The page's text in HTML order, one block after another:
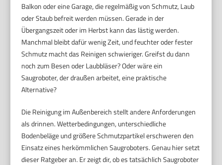
Balkon oder eine Garage, die regelmäßig von Schmutz, Laub
oder Staub befreit werden müssen. Gerade in der
Übergangszeit oder im Herbst kann das lästig werden.
Manchmal bleibt dafür wenig Zeit, und feuchter oder fester
Schmutz macht das Reinigen schwieriger. Greifst du dann
noch zum Besen oder Laubbläser? Oder wäre ein
Saugroboter, der draußen arbeitet, eine praktische
Alternative?
Die Reinigung im Außenbereich stellt andere Anforderungen
als drinnen. Wetterbedingungen, unterschiedliche
Bodenbeläge und größere Schmutzpartikel erschweren den
Einsatz eines herkömmlichen Saugroboters. Genau hier setzt
dieser Ratgeber an. Er zeigt dir, ob es tatsächlich Saugroboter